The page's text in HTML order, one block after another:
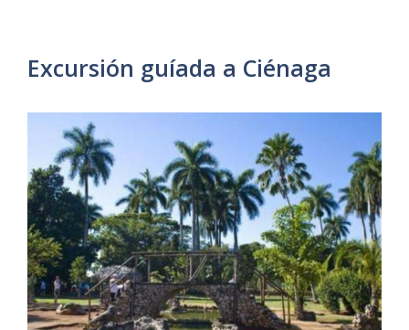
Excursión guíada a Ciénaga